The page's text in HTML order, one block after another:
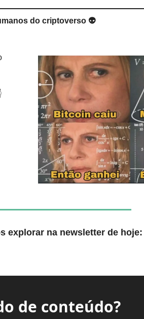
do criptoverso 👽
explorar na newsletter de hoje:
de conteúdo?